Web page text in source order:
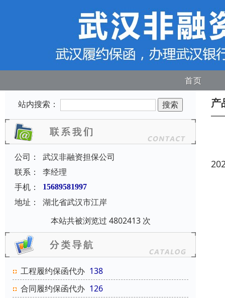
首页
站内搜索：
公司：
武汉非融资担保公司
联系：
李经理
手机：
15689581997
地址：
湖北省武汉市江岸
本站共被浏览过 4802413 次
工程履约保函代办 138
合同履约保函代办 126
产